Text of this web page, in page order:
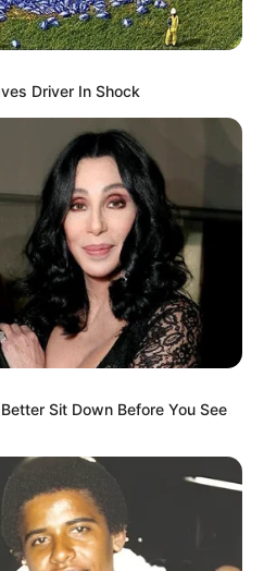
(Infantry Fighting Vehicle)
Driver In Shock
Sit Down Before You See